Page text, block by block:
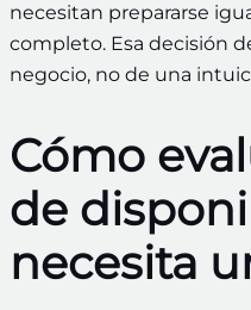
necesitan prepararse
completo. Esa decisión
negocio, no de una
Cómo
de
necesita